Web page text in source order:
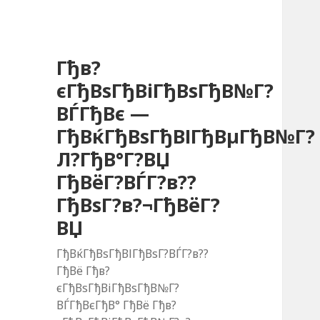
Гђв?
єГђВѕГђВіГђВѕГђВ№Г?
ВЃГђВє —
ГђВќГђВѕГђВІГђВµГђВ№Г?
Л?ГђВ°Г?ВЏ
ГђВёГ?ВЃГ?в??
ГђВѕГ?в?¬ГђВёГ?
ВЏ
ГђВќГђВѕГђВІГђВѕГ?ВЃГ?в??
ГђВё Гђв?
єГђВѕГђВіГђВѕГђВ№Г?
ВЃГђВєГђВ° ГђВё Гђв?